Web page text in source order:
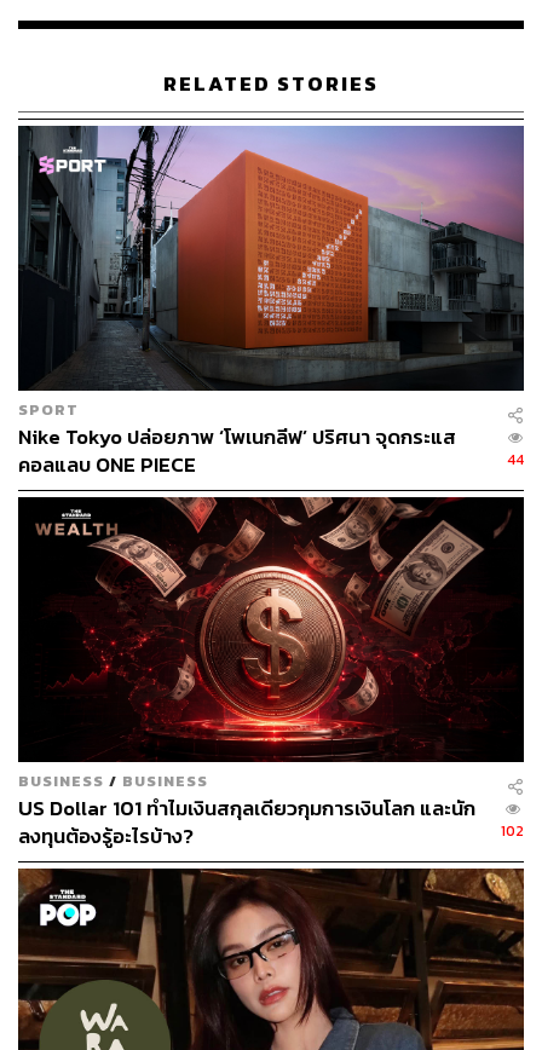
ออนไลน์ในแบบที่ต้องการ”
ตอนนี้ฟีเจอร์นี้ยังคงใช้ได้เพียง 3 ประเทศ ได้แก่ สหรัฐอเมริกา
เม็กซิโก และแคนาดาเท่านั้น ส่วนจะขยายไปประเทศอื่นหรือ
ไม่นั้น คงต้องดูผลตอบรับต่อไป
อ้างอิง:
https://techcrunch.com/2022/01/31/meta-brings-3d-a
vatars-to-instagram-rolls-out-new-options-for-faceboo
k-and-messenger
https://hypebeast.com/2022/1/meta-3d-avatars-instag
ram-stories-announcement
TAGS:
Mark Zuckerberg
Oculus VR
ABOUT THE AUTHOR
พลอยจันทร์ สุขคง
Senior Content Creator ประจำกองไลฟ์สไตล์
สำนักข่าว THE STANDARD
RELATED STORIES
SPORT
Nike Tokyo ปล่อยภาพ ‘โพเนกลีฟ’ ปริศนา จุดกระแส
คอลแลบ ONE PIECE
44
BUSINESS / BUSINESS
US Dollar 101 ทำไมเงินสกุลเดียวกุมการเงินโลก และนัก
ลงทุนต้องรู้อะไรบ้าง?
102